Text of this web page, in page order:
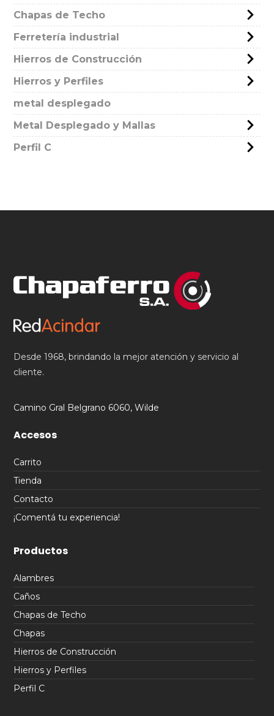
Chapas de Techo
Ferretería industrial
Hierros de Construcción
Hierros y Perfiles
metal desplegado
Metal Desplegado y Mallas
Perfil C
Desde 1968, brindando la mejor atención y servicio al
cliente.
Camino Gral Belgrano 6060, Wilde
Accesos
Carrito
Tienda
Contacto
¡Comentá tu experiencia!
Productos
Alambres
Caños
Chapas de Techo
Chapas
Hierros de Construcción
Hierros y Perfiles
Perfil C